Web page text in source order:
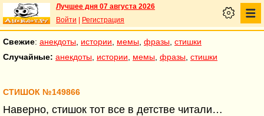
Лучшее дня 07 августа 2026
Войти
Регистрация
Свежие: анекдоты истории мемы фразы стишки
Случайные: анекдоты истории мемы фразы стишки
СТИШОК №149866
Наверно, стишок тот все в детстве читали…